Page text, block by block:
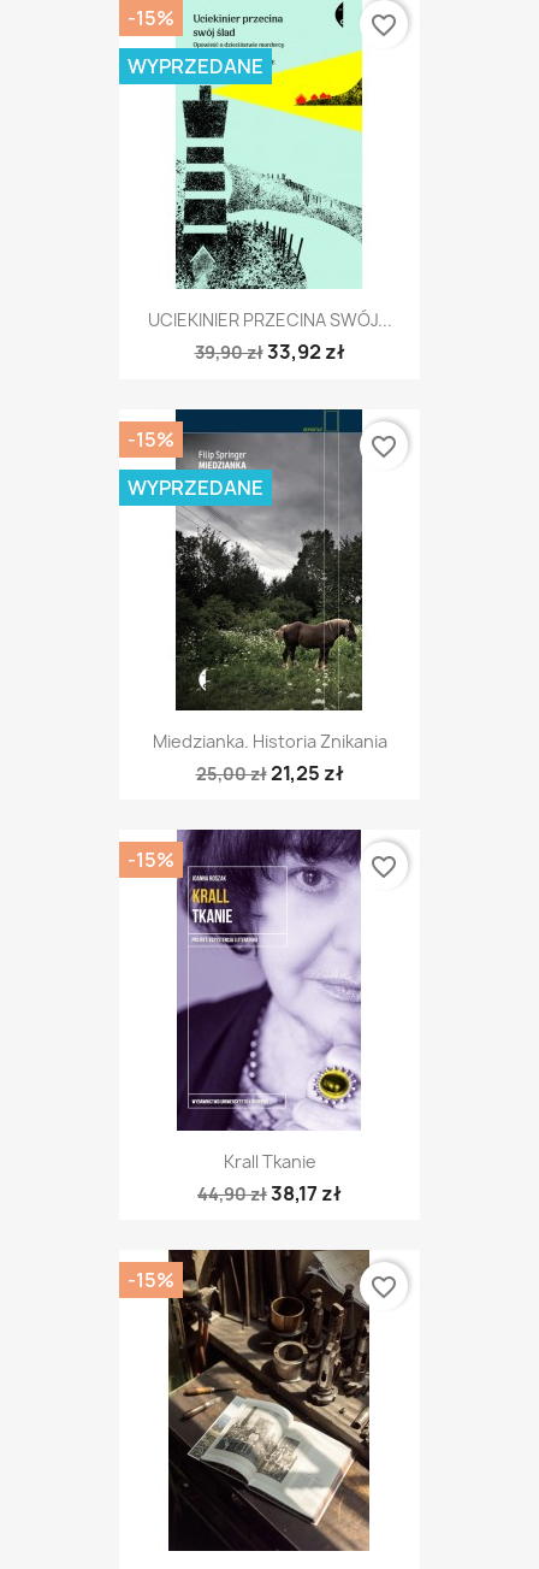
UCIEKINIER PRZECINA SWÓJ...
39,90 zł33,92 zł
-15%
WYPRZEDANE
favorite_border
Miedzianka. Historia Znikania
25,00 zł21,25 zł
-15%
WYPRZEDANE
favorite_border
Krall Tkanie
44,90 zł38,17 zł
-15% favorite_border
-15% favorite_border